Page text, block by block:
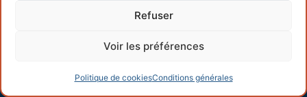
Refuser
Voir les préférences
Politique de cookiesConditions générales